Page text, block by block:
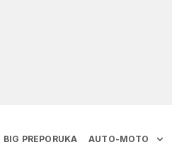
BIG PREPORUKA AUTO-MOTO